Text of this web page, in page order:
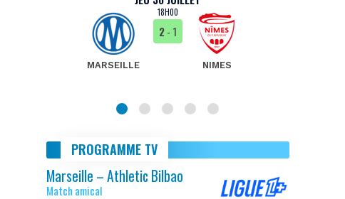
18H00
MARSEILLE
2- 1
NIMES
PROGRAMME TV
Marseille – Athletic Bilbao
Match amical